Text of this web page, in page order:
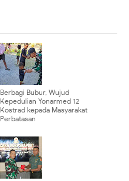
Berbagi Bubur, Wujud
Kepedulian Yonarmed 12
Kostrad kepada Masyarakat
Perbatasan